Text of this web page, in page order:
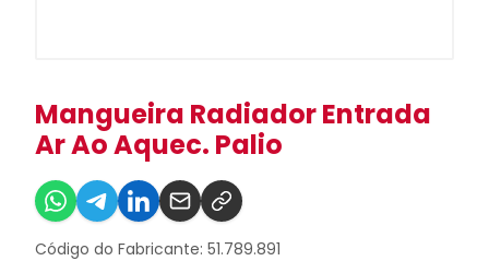
Mangueira Radiador Entrada
Ar Ao Aquec. Palio
Código do Fabricante: 51.789.891